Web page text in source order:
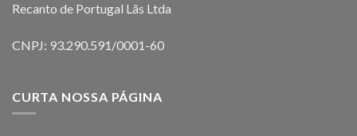
Recanto de Portugal Lãs Ltda
CNPJ: 93.290.591/0001-60
CURTA NOSSA PÁGINA